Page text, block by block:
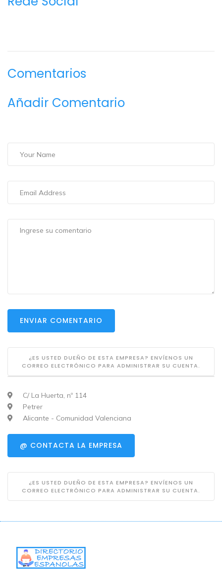
Comentarios
Añadir Comentario
ENVIAR COMENTARIO
¿ES USTED DUEÑO DE ESTA EMPRESA? ENVÍENOS UN
CORREO ELECTRÓNICO PARA ADMINISTRAR SU CUENTA.
C/ La Huerta, nº 114
Petrer
Alicante - Comunidad Valenciana
@ CONTACTA LA EMPRESA
¿ES USTED DUEÑO DE ESTA EMPRESA? ENVÍENOS UN
CORREO ELECTRÓNICO PARA ADMINISTRAR SU CUENTA.